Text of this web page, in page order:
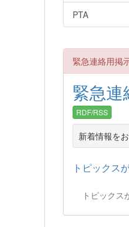
PTA
緊急連絡用掲
緊急連
RDF/RSS
新着情報を
トピックス
トピックス